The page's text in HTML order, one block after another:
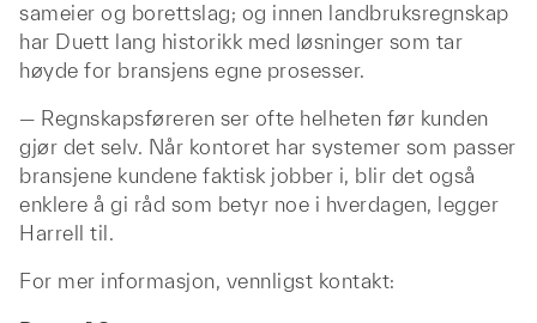
sameier og borettslag; og innen landbruksregnskap
har Duett lang historikk med løsninger som tar
høyde for bransjens egne prosesser.
— Regnskapsføreren ser ofte helheten før kunden
gjør det selv. Når kontoret har systemer som passer
bransjene kundene faktisk jobber i, blir det også
enklere å gi råd som betyr noe i hverdagen, legger
Harrell til.
For mer informasjon, vennligst kontakt: